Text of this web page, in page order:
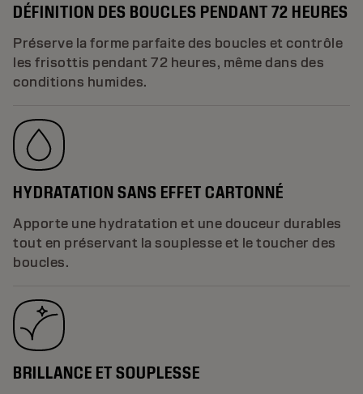
DÉFINITION DES BOUCLES PENDANT 72 HEURES
Préserve la forme parfaite des boucles et contrôle
les frisottis pendant 72 heures, même dans des
conditions humides.
HYDRATATION SANS EFFET CARTONNÉ
Apporte une hydratation et une douceur durables
tout en préservant la souplesse et le toucher des
boucles.
BRILLANCE ET SOUPLESSE